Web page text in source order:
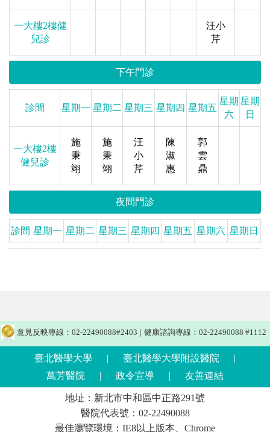
一大樓2樓健
兒診
汪小
芹
下午門診
診間 星期一 星期二 星期三 星期四 星期五
星期
六
星期
日
一大樓2樓
健兒診
施
秉
翊
施
秉
翊
汪
小
芹
陳
淑
惠
郭
雲
鼎
夜間門診
診間 星期一 星期二 星期三 星期四 星期五 星期六 星期日
意見反映專線：02-22490088#2403 | 健康諮詢專線：02-22490088 #1112
臺北醫學大學 | 臺北醫學大學附設醫院
|
萬芳醫院
| 政令宣導 | 友善連結
地址：新北市中和區中正路291號
醫院代表號：02-22490088
最佳瀏覽環境：IE8以上版本、Chrome